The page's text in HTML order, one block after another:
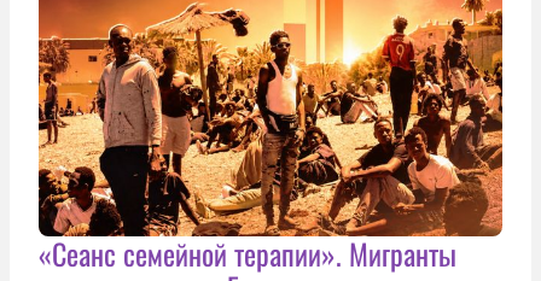
«Сеанс семейной терапии». Мигранты